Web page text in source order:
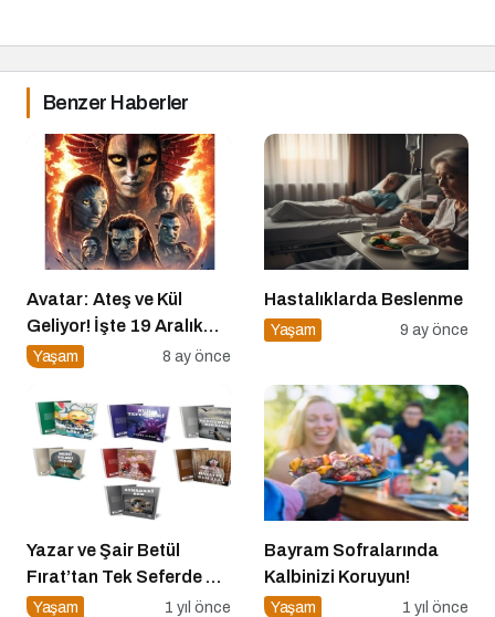
Benzer Haberler
Avatar: Ateş ve Kül
Geliyor! İşte 19 Aralık
Vizyon Filmleri
Yaşam 8 ay önce
Hastalıklarda Beslenme
Yaşam 9 ay önce
Yazar ve Şair Betül
Fırat’tan Tek Seferde 7
Kitap Müjdesi
Yaşam 1 yıl önce
Bayram Sofralarında
Kalbinizi Koruyun!
Yaşam 1 yıl önce